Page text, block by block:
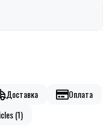
Доставка
Оплата
(1)